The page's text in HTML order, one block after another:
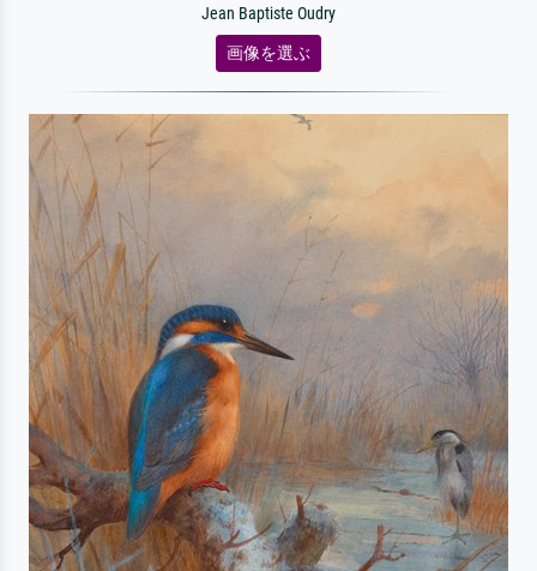
Jean Baptiste Oudry
画像を選ぶ